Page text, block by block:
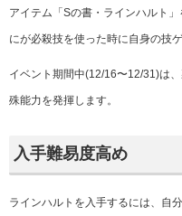
アイテム「Sの書・ラインハルト」
にが必殺技を使った時に自身の技
イベント期間中(12/16〜12/31)は、
殊能力を発揮します。
入手難易度高め
ラインハルトを入手するには、自